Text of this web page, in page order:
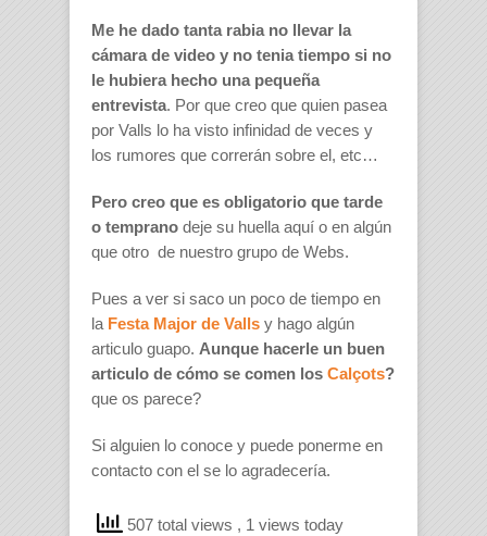
Me he dado tanta rabia no llevar la
cámara de video y no tenia tiempo si no
le hubiera hecho una pequeña
entrevista. Por que creo que quien pasea
por Valls lo ha visto infinidad de veces y
los rumores que correrán sobre el, etc…
Pero creo que es obligatorio que tarde
o temprano deje su huella aquí o en algún
que otro de nuestro grupo de Webs.
Pues a ver si saco un poco de tiempo en
la Festa Major de Valls y hago algún
articulo guapo. Aunque hacerle un buen
articulo de cómo se comen los Calçots?
que os parece?
Si alguien lo conoce y puede ponerme en
contacto con el se lo agradecería.
507 total views , 1 views today